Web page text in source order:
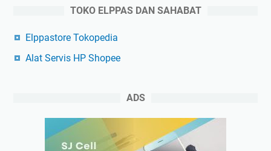
TOKO ELPPAS DAN SAHABAT
Elppastore Tokopedia
Alat Servis HP Shopee
ADS